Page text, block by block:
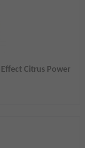
Citrus Power